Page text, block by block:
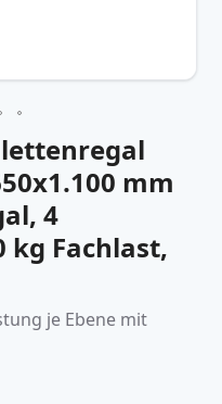
mm
4
kg Fachlast,
je Ebene mit